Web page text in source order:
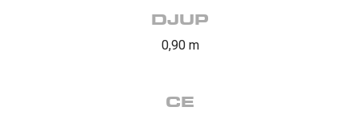
DJUP
0,90 m
CE